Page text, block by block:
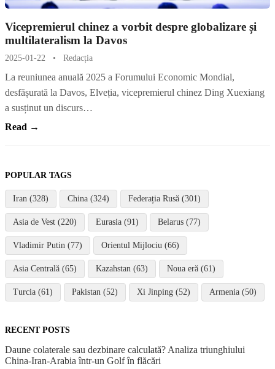
Vicepremierul chinez a vorbit despre globalizare și
multilateralism la Davos
2025-01-22 • Redacția
La reuniunea anuală 2025 a Forumului Economic Mondial,
desfășurată la Davos, Elveția, vicepremierul chinez Ding Xuexiang
a susținut un discurs…
Read →
POPULAR TAGS
Iran (328) China (324) Federația Rusă (301)
Asia de Vest (220) Eurasia (91) Belarus (77)
Vladimir Putin (77) Orientul Mijlociu (66)
Asia Centrală (65) Kazahstan (63) Noua eră (61)
Turcia (61) Pakistan (52) Xi Jinping (52) Armenia (50)
RECENT POSTS
Daune colaterale sau dezbinare calculată? Analiza triunghiului
China-Iran-Arabia într-un Golf în flăcări